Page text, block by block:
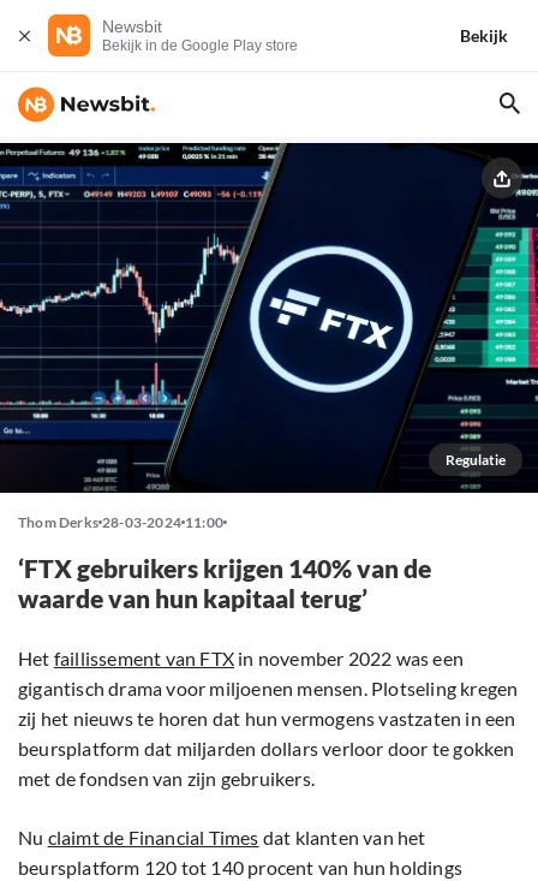
Newsbit
Bekijk in de Google Play store
Bekijk
Regulatie
Thom Derks 28-03-2024 11:00
‘FTX gebruikers krijgen 140% van de
waarde van hun kapitaal terug’
Het faillissement van FTX in november 2022 was een
gigantisch drama voor miljoenen mensen. Plotseling kregen
zij het nieuws te horen dat hun vermogens vastzaten in een
beursplatform dat miljarden dollars verloor door te gokken
met de fondsen van zijn gebruikers.
Nu claimt de Financial Times dat klanten van het
beursplatform 120 tot 140 procent van hun holdings